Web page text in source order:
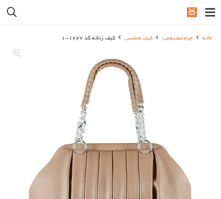
خانه چرم مصنوعی کیف مجلسی کیف زنانه کد 1227-1